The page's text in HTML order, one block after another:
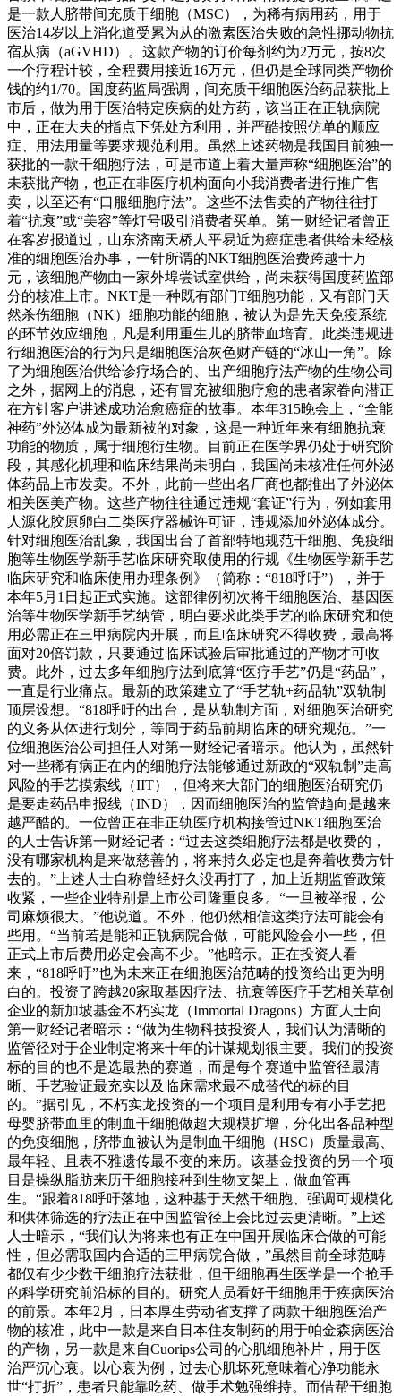
是一款人脐带间充质干细胞（MSC），为稀有病用药，用于
医治14岁以上消化道受累为从的激素医治失败的急性挪动物抗
宿从病（aGVHD）。这款产物的订价每剂约为2万元，按8次
一个疗程计较，全程费用接近16万元，但仍是全球同类产物价
钱的约1/70。国度药监局强调，间充质干细胞医治药品获批上
市后，做为用于医治特定疾病的处方药，该当正在正轨病院
中，正在大夫的指点下凭处方利用，并严酷按照仿单的顺应
症、用法用量等要求规范利用。虽然上述药物是我国目前独一
获批的一款干细胞疗法，可是市道上着大量声称“细胞医治”的
未获批产物，也正在非医疗机构面向小我消费者进行推广售
卖，以至还有“口服细胞疗法”。这些不法售卖的产物往往打
着“抗衰”或“美容”等灯号吸引消费者买单。第一财经记者曾正
在客岁报道过，山东济南天桥人平易近为癌症患者供给未经核
准的细胞医治办事，一针所谓的NKT细胞医治费跨越十万
元，该细胞产物由一家外埠尝试室供给，尚未获得国度药监部
分的核准上市。NKT是一种既有部门T细胞功能，又有部门天
然杀伤细胞（NK）细胞功能的细胞，被认为是先天免疫系统
的环节效应细胞，凡是利用重生儿的脐带血培育。此类违规进
行细胞医治的行为只是细胞医治灰色财产链的“冰山一角”。除
了为细胞医治供给诊疗场合的、出产细胞疗法产物的生物公司
之外，据网上的消息，还有冒充被细胞疗愈的患者家眷向潜正
在方针客户讲述成功治愈癌症的故事。本年315晚会上，“全能
神药”外泌体成为最新被的对象，这是一种近年来有细胞抗衰
功能的物质，属于细胞衍生物。目前正在医学界仍处于研究阶
段，其感化机理和临床结果尚未明白，我国尚未核准任何外泌
体药品上市发卖。不外，此前一些出名厂商也都推出了外泌体
相关医美产物。这些产物往往通过违规“套证”行为，例如套用
人源化胶原卵白二类医疗器械许可证，违规添加外泌体成分。
针对细胞医治乱象，我国出台了首部特地规范干细胞、免疫细
胞等生物医学新手艺临床研究取使用的行规《生物医学新手艺
临床研究和临床使用办理条例》（简称：“818呼吁”），并于
本年5月1日起正式实施。这部律例初次将干细胞医治、基因医
治等生物医学新手艺纳管，明白要求此类手艺的临床研究和使
用必需正在三甲病院内开展，而且临床研究不得收费，最高将
面对20倍罚款，只要通过临床试验后审批通过的产物才可收
费。此外，过去多年细胞疗法到底算“医疗手艺”仍是“药品”，
一直是行业痛点。最新的政策建立了“手艺轨+药品轨”双轨制
顶层设想。“818呼吁的出台，是从轨制方面，对细胞医治研究
的义务从体进行划分，等同于药品前期临床的研究规范。”一
位细胞医治公司担任人对第一财经记者暗示。他认为，虽然针
对一些稀有病正在内的细胞疗法能够通过新政的“双轨制”走高
风险的手艺摸索线（IIT），但将来大部门的细胞医治研究仍
是要走药品申报线（IND），因而细胞医治的监管趋向是越来
越严酷的。一位曾正在非正轨医疗机构接管过NKT细胞医治
的人士告诉第一财经记者：“过去这类细胞疗法都是收费的，
没有哪家机构是来做慈善的，将来持久必定也是奔着收费方针
去的。”上述人士自称曾经好久没再打了，加上近期监管政策
收紧，一些企业特别是上市公司隆重良多。“一旦被举报，公
司麻烦很大。”他说道。不外，他仍然相信这类疗法可能会有
些用。“当前若是能和正轨病院合做，可能风险会小一些，但
正式上市后费用必定会高不少。”他暗示。正在投资人看
来，“818呼吁”也为未来正在细胞医治范畴的投资给出更为明
白的。投资了跨越20家取基因疗法、抗衰等医疗手艺相关草创
企业的新加坡基金不朽实龙（Immortal Dragons）方面人士向
第一财经记者暗示：“做为生物科技投资人，我们认为清晰的
监管径对于企业制定将来十年的计谋规划很主要。我们的投资
标的目的也不是选最热的赛道，而是每个赛道中监管径最清
晰、手艺验证最充实以及临床需求最不成替代的标的目
的。”据引见，不朽实龙投资的一个项目是利用专有小手艺把
母婴脐带血里的制血干细胞做超大规模扩增，分化出各品种型
的免疫细胞，脐带血被认为是制血干细胞（HSC）质量最高、
最年轻、且表不雅遗传最不变的来历。该基金投资的另一个项
目是操纵脂肪来历干细胞接种到生物支架上，做血管再
生。“跟着818呼吁落地，这种基于天然干细胞、强调可规模化
和供体筛选的疗法正在中国监管径上会比过去更清晰。”上述
人士暗示，“我们认为将来也有正在中国开展临床合做的可能
性，但必需取国内合适的三甲病院合做，”虽然目前全球范畴
都仅有少少数干细胞疗法获批，但干细胞再生医学是一个抢手
的科学研究前沿标的目的。研究人员看好干细胞用于疾病医治
的前景。本年2月，日本厚生劳动省支撑了两款干细胞医治产
物的核准，此中一款是来自日本住友制药的用于帕金森病医治
的产物，另一款是来自Cuorips公司的心肌细胞补片，用于医
治严沉心衰。以心衰为例，过去心肌坏死意味着心净功能永
世“打折”，患者只能靠吃药、做手术勉强维持。而借帮干细胞